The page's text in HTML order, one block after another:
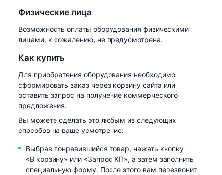
Физические лица
Возможность оплаты оборудования физическими
лицами, к сожалению, не предусмотрена.
Как купить
Для приобретения оборудования необходимо
сформировать заказ через корзину сайта или
оставить запрос на получение коммерческого
предложения.
Вы можете сделать это любым из следующих
способов на ваше усмотрение:
Выбрав понравившийся товар, нажать кнопку
«В корзину» или «Запрос КП», а затем заполнить
специальную форму. После этого вам перезвонит